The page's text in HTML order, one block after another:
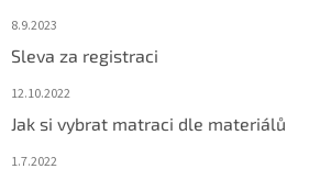
8.9.2023
Sleva za registraci
12.10.2022
Jak si vybrat matraci dle materiálů
1.7.2022